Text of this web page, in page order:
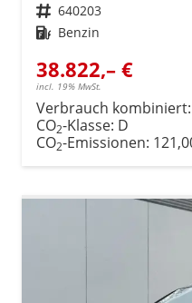
Fahrzeugnr. 640203
Kraftstoff Benzin
38.822,– €
incl. 19% MwSt.
Verbrauch kombiniert:
CO2-Klasse: D
CO2-Emissionen: